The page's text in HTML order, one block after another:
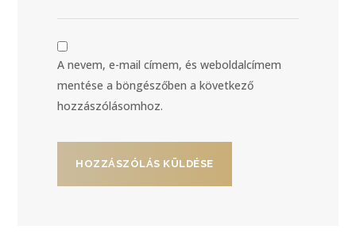
A nevem, e-mail címem, és weboldalcímem
mentése a böngészőben a következő
hozzászólásomhoz.